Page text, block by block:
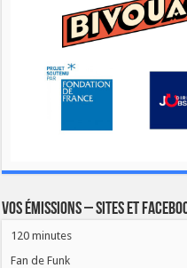
Vos émissions – Sites et
120 minutes
Fan de Funk